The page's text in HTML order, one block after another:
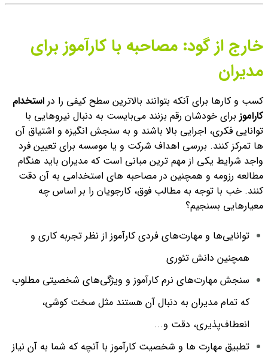
خارج از گود: مصاحبه با کارآموز برای
مدیران
کسب و کارها برای آنکه بتوانند بالاترین سطح کیفی را در استخدام
کاراموز برای خودشان رقم بزنند می‌بایست به دنبال نیروهایی با
توانایی فکری، اجرایی بالا باشند و به سنجش انگیزه و اشتیاق آن
ها تمرکز کنند. بررسی اهداف شرکت و یا موسسه برای تعیین فرد
واجد شرایط یکی از مهم ترین مبانی است که مدیران باید هنگام
مطالعه رزومه و همچنین در مصاحبه های استخدامی به آن دقت
کنند. خب با توجه به مطالب فوق، کارجویان را بر اساس چه
معیارهایی بسنجیم؟
توانایی‌ها و مهارت‌های فردی کارآموز از نظر تجربه کاری و
همچنین دانش تئوری
سنجش مهارت‌های نرم کارآموز و ویژگی‌های شخصیتی مطلوب
که تمام مدیران به دنبال آن هستند مثل سخت کوشی،
انعطاف‌پذیری، دقت و...
تطبیق مهارت ها و شخصیت کارآموز با آنچه که شما به آن نیاز